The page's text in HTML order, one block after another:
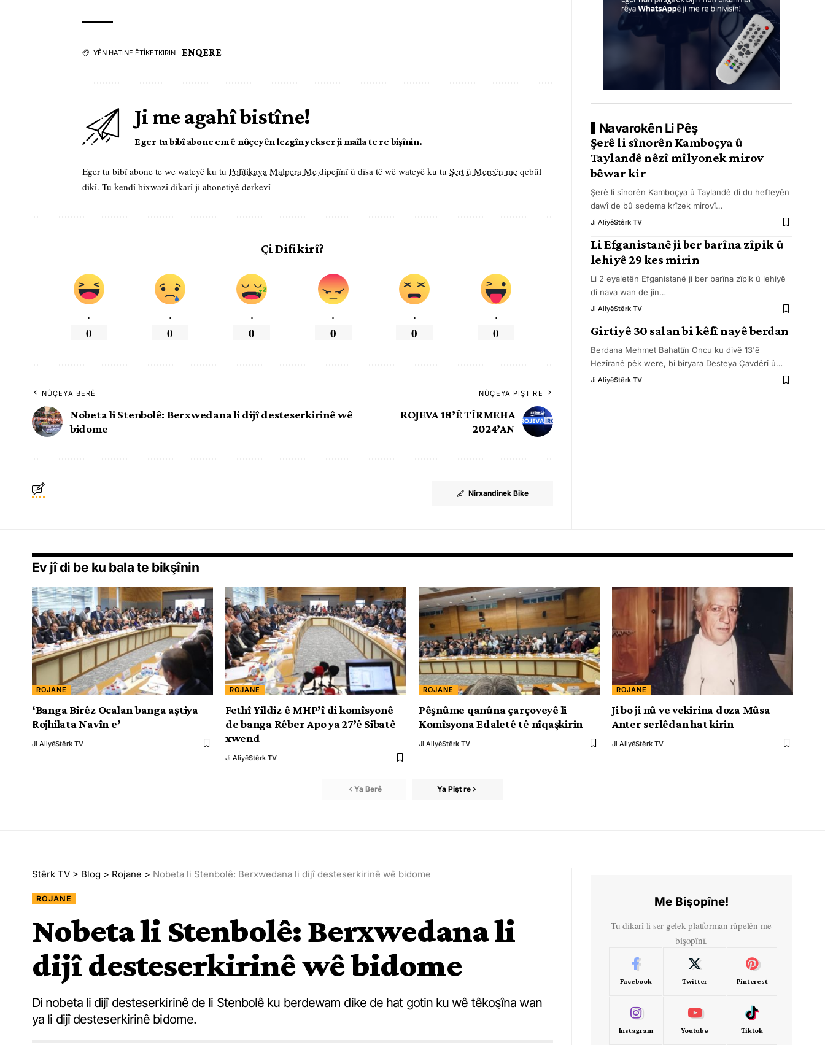
YÊN HATINE ÊTÎKETKIRIN ENQERE
Ji me agahî bistîne!
Eger tu bibî abone em ê nûçeyên lezgîn yekser ji maîla te re bişînin.
Eger tu bibî abone te we wateyê ku tu Polîtikaya Malpera Me dipejînî û dîsa tê wê wateyê ku tu Şert û Mercên me qebûl
dikî. Tu kendî bixwazî dikarî ji abonetiyê derkevî
Çi Difikirî?
.
0
.
0
.
0
.
0
.
0
.
0
NÛÇEYA BERÊ
Nobeta li Stenbolê: Berxwedana li dijî desteserkirinê wê
bidome
NÛÇEYA PIŞT RE
ROJEVA 18’Ê TÎRMEHA
2024’AN
Nirxandinek Bike
Navarokên Li Pêş
Şerê li sînorên Kamboçya û
Taylandê nêzî mîlyonek mirov
bêwar kir
Şerê li sînorên Kamboçya û Taylandê di du hefteyên
dawî de bû sedema krîzek mirovî…
Ji AliyêStêrk TV
Li Efganistanê ji ber barîna zîpik û
lehiyê 29 kes mirin
Li 2 eyaletên Efganistanê ji ber barîna zîpik û lehiyê
di nava wan de jin…
Ji AliyêStêrk TV
Girtiyê 30 salan bi kêfî nayê berdan
Berdana Mehmet Bahattîn Oncu ku divê 13'ê
Hezîranê pêk were, bi biryara Desteya Çavdêrî û…
Ji AliyêStêrk TV
Ev jî di be ku bala te bikşînin
ROJANE
‘Banga Birêz Ocalan banga aştiya
Rojhilata Navîn e’
Ji AliyêStêrk TV
ROJANE
Fethî Yildiz ê MHP’î di komîsyonê
de banga Rêber Apo ya 27’ê Sibatê
xwend
Ji AliyêStêrk TV
ROJANE
Pêşnûme qanûna çarçoveyê li
Komîsyona Edaletê tê nîqaşkirin
Ji AliyêStêrk TV
ROJANE
Ji bo ji nû ve vekirina doza Mûsa
Anter serlêdan hat kirin
Ji AliyêStêrk TV
Ya Berê Ya Pişt re
Stêrk TV > Blog > Rojane > Nobeta li Stenbolê: Berxwedana li dijî desteserkirinê wê bidome
ROJANE
Nobeta li Stenbolê: Berxwedana li
dijî desteserkirinê wê bidome
Di nobeta li dijî desteserkirinê de li Stenbolê ku berdewam dike de hat gotin ku wê têkoşîna wan
ya li dijî desteserkirinê bidome.
Me Bişopîne!
Tu dikarî li ser gelek platforman rûpelên me
bişopînî.
Facebook Twitter Pinterest
Instagram Youtube Tiktok